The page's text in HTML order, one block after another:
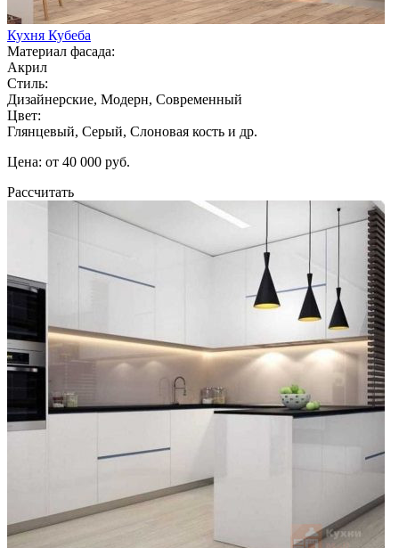
Кухня Кубеба
Материал фасада:
Акрил
Стиль:
Дизайнерские, Модерн, Современный
Цвет:
Глянцевый, Серый, Слоновая кость и др.
Цена: от 40 000 руб.
Рассчитать